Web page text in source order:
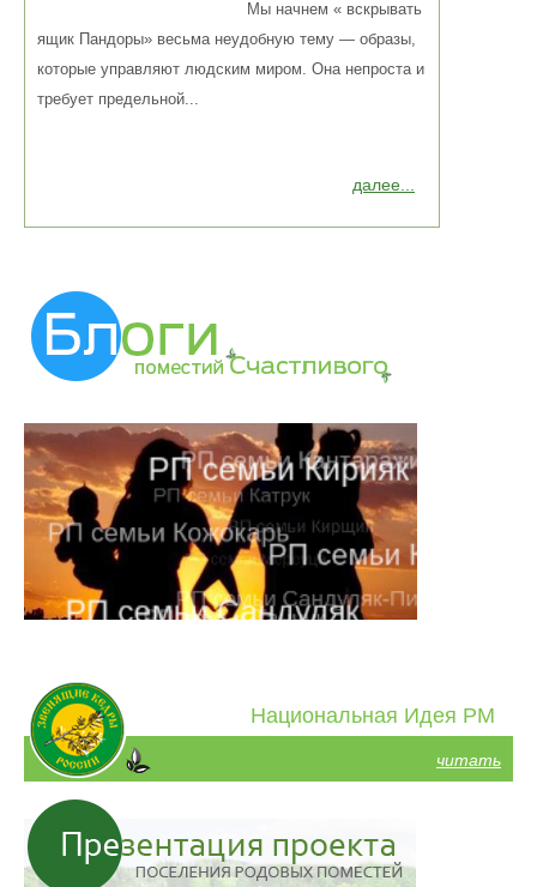
далее...
Мы начнем « вскрывать
ящик Пандоры» весьма неудобную тему — образы,
которые управляют людским миром. Она непроста и
требует предельной...
Национальная Идея РМ
читать